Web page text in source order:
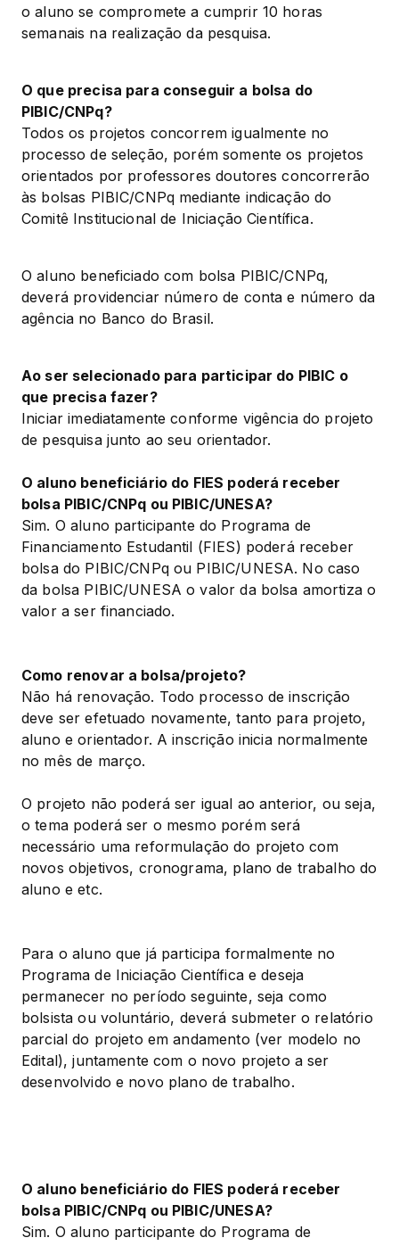
o aluno se compromete a cumprir 10 horas
semanais na realização da pesquisa.
O que precisa para conseguir a bolsa do
PIBIC/CNPq?
Todos os projetos concorrem igualmente no
processo de seleção, porém somente os projetos
orientados por professores doutores concorrerão
às bolsas PIBIC/CNPq mediante indicação do
Comitê Institucional de Iniciação Científica.
O aluno beneficiado com bolsa PIBIC/CNPq,
deverá providenciar número de conta e número da
agência no Banco do Brasil.
Ao ser selecionado para participar do PIBIC o
que precisa fazer?
Iniciar imediatamente conforme vigência do projeto
de pesquisa junto ao seu orientador.
O aluno beneficiário do FIES poderá receber
bolsa PIBIC/CNPq ou PIBIC/UNESA?
Sim. O aluno participante do Programa de
Financiamento Estudantil (FIES) poderá receber
bolsa do PIBIC/CNPq ou PIBIC/UNESA. No caso
da bolsa PIBIC/UNESA o valor da bolsa amortiza o
valor a ser financiado.
Como renovar a bolsa/projeto?
Não há renovação. Todo processo de inscrição
deve ser efetuado novamente, tanto para projeto,
aluno e orientador. A inscrição inicia normalmente
no mês de março.
O projeto não poderá ser igual ao anterior, ou seja,
o tema poderá ser o mesmo porém será
necessário uma reformulação do projeto com
novos objetivos, cronograma, plano de trabalho do
aluno e etc.
Para o aluno que já participa formalmente no
Programa de Iniciação Científica e deseja
permanecer no período seguinte, seja como
bolsista ou voluntário, deverá submeter o relatório
parcial do projeto em andamento (ver modelo no
Edital), juntamente com o novo projeto a ser
desenvolvido e novo plano de trabalho.
O aluno beneficiário do FIES poderá receber
bolsa PIBIC/CNPq ou PIBIC/UNESA?
Sim. O aluno participante do Programa de